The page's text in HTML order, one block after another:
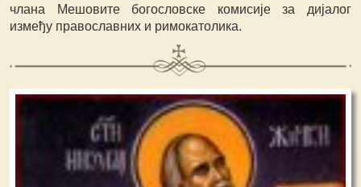
члана Мешовите богословске комисије за дијалог
између православних и римокатолика.